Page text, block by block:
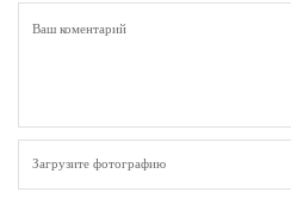
Загрузите фотографию